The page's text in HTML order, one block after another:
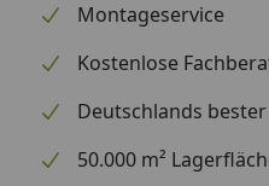
Montageservice
Kostenlose
Deutschlands
50.000 m²